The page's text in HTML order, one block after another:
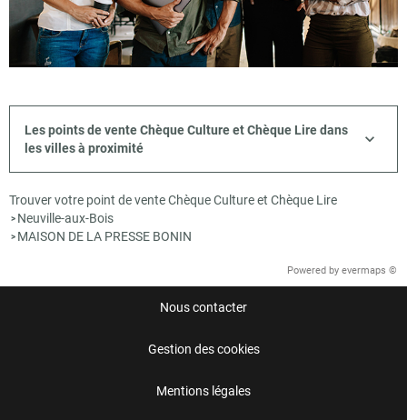
Les points de vente Chèque Culture et Chèque Lire dans
les villes à proximité
Trouver votre point de vente Chèque Culture et Chèque Lire
> Neuville-aux-Bois
> MAISON DE LA PRESSE BONIN
Powered by evermaps ©
Nous contacter
Gestion des cookies
Mentions légales